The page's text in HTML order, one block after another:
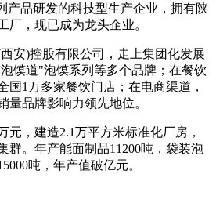
产品研发的科技型生产企业，拥有陕
厂，现已成为龙头企业。
安)控股有限公司，走上集团化发展
馍道"泡馍系列等多个品牌；在餐饮
国1万多家餐饮门店；在电商渠道，
量品牌影响力领先地位。
元，建造2.1万平方米标准化厂房，
群。年产能面制品11200吨，袋装泡
吨，年产值破亿元。